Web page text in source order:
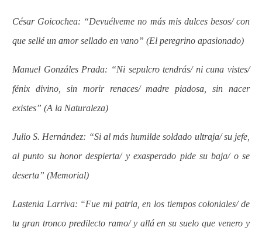
César Goicochea: “Devuélveme no más mis dulces besos/ con
que sellé un amor sellado en vano” (El peregrino apasionado)
Manuel Gonzáles Prada: “Ni sepulcro tendrás/ ni cuna vistes/
fénix divino, sin morir renaces/ madre piadosa, sin nacer
existes” (A la Naturaleza)
Julio S. Hernández: “Si al más humilde soldado ultraja/ su jefe,
al punto su honor despierta/ y exasperado pide su baja/ o se
deserta” (Memorial)
Lastenia Larriva: “Fue mi patria, en los tiempos coloniales/ de
tu gran tronco predilecto ramo/ y allá en su suelo que venero y